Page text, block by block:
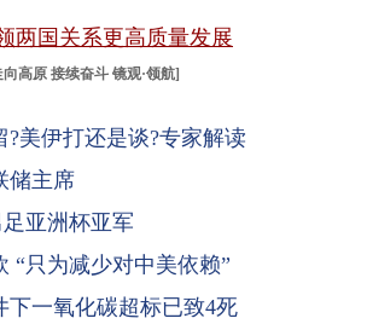
两国关系更高质量发展
向高原 接续奋斗 镜观·领航]
美伊打还是谈?专家解读
储主席
亚洲杯亚军
“只为减少对中美依赖”
下一氧化碳超标已致4死